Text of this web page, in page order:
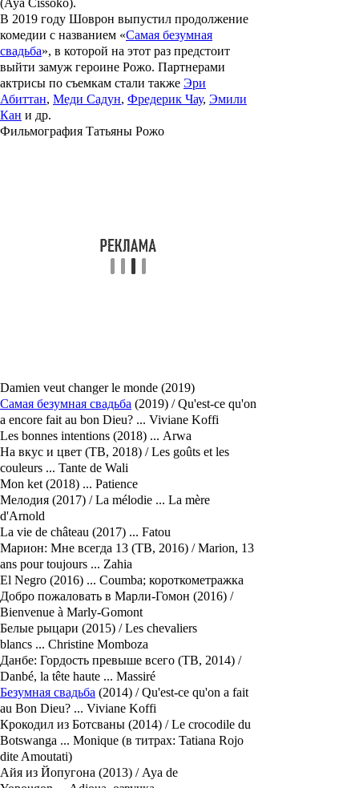
(Aya Cissoko).
В 2019 году Шоврон выпустил продолжение
комедии с названием «Самая безумная
свадьба», в которой на этот раз предстоит
выйти замуж героине Рожо. Партнерами
актрисы по съемкам стали также Эри
Абиттан, Меди Садун, Фредерик Чау, Эмили
Кан и др.
Фильмография Татьяны Рожо
Damien veut changer le monde (2019)
Самая безумная свадьба (2019) / Qu'est-ce qu'on
a encore fait au bon Dieu? ... Viviane Koffi
Les bonnes intentions (2018) ... Arwa
На вкус и цвет (ТВ, 2018) / Les goûts et les
couleurs ... Tante de Wali
Mon ket (2018) ... Patience
Мелодия (2017) / La mélodie ... La mère
d'Arnold
La vie de château (2017) ... Fatou
Марион: Мне всегда 13 (ТВ, 2016) / Marion, 13
ans pour toujours ... Zahia
El Negro (2016) ... Coumba; короткометражка
Добро пожаловать в Марли-Гомон (2016) /
Bienvenue à Marly-Gomont
Белые рыцари (2015) / Les chevaliers
blancs ... Christine Momboza
Данбе: Гордость превыше всего (ТВ, 2014) /
Danbé, la tête haute ... Massiré
Безумная свадьба (2014) / Qu'est-ce qu'on a fait
au Bon Dieu? ... Viviane Koffi
Крокодил из Ботсваны (2014) / Le crocodile du
Botswanga ... Monique (в титрах: Tatiana Rojo
dite Amoutati)
Айя из Йопугона (2013) / Aya de